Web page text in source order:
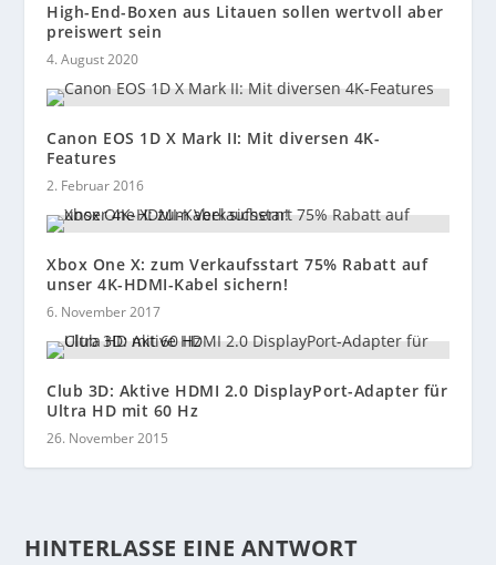
High-End-Boxen aus Litauen sollen wertvoll aber
preiswert sein
4. August 2020
Canon EOS 1D X Mark II: Mit diversen 4K-
Features
2. Februar 2016
Xbox One X: zum Verkaufsstart 75% Rabatt auf
unser 4K-HDMI-Kabel sichern!
6. November 2017
Club 3D: Aktive HDMI 2.0 DisplayPort-Adapter für
Ultra HD mit 60 Hz
26. November 2015
HINTERLASSE EINE ANTWORT